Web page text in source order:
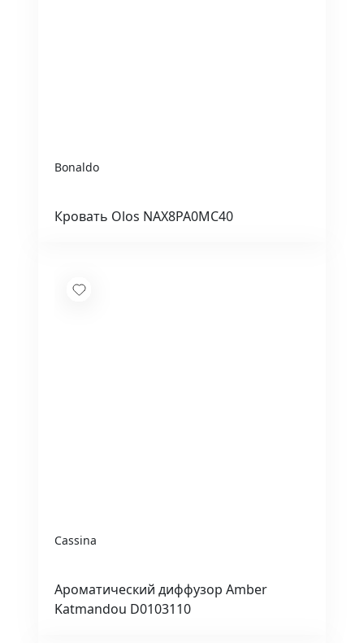
Bonaldo
Кровать Olos NAX8PA0MC40
Cassina
Ароматический диффузор Amber
Katmandou D0103110